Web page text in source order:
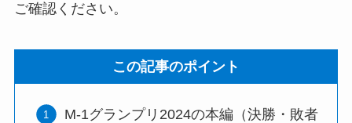
ご確認ください。
この記事のポイント
M-1グランプリ2024の本編（決勝・敗者